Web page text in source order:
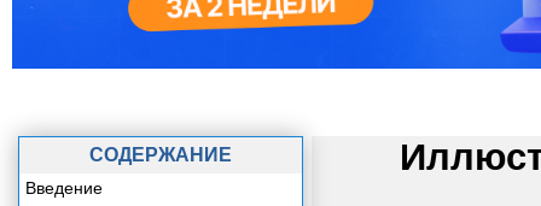
СОДЕРЖАНИЕ
Введение